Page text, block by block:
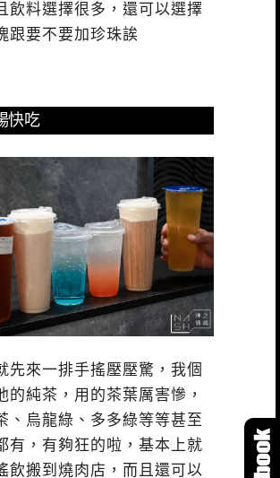
飲料選擇很多，還可以選擇
跟要不要加珍珠誒
快吃
先來一排手搖壓壓驚，我個
的純茶，用的茶葉厲害慘，
、烏龍綠、多多綠等等甚至
有，有夠狂的啦，基本上就
飲搬到燒肉店，而且還可以